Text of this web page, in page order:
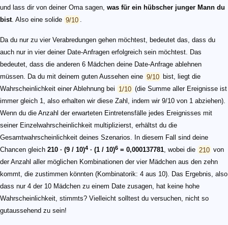
und lass dir von deiner Oma sagen, was für ein hübscher junger Mann du
bist. Also eine solide 9/10 .
Da du nur zu vier Verabredungen gehen möchtest, bedeutet das, dass du
auch nur in vier deiner Date-Anfragen erfolgreich sein möchtest. Das
bedeutet, dass die anderen 6 Mädchen deine Date-Anfrage ablehnen
müssen. Da du mit deinem guten Aussehen eine 9/10 bist, liegt die
Wahrscheinlichkeit einer Ablehnung bei 1/10 (die Summe aller Ereignisse ist
immer gleich 1, also erhalten wir diese Zahl, indem wir 9/10 von 1 abziehen).
Wenn du die Anzahl der erwarteten Eintretensfälle jedes Ereignisses mit
seiner Einzelwahrscheinlichkeit multiplizierst, erhältst du die
Gesamtwahrscheinlichkeit deines Szenarios. In diesem Fall sind deine
Chancen gleich 210 ∙ (9 / 10)4 ∙ (1 / 10)6 = 0,000137781, wobei die 210 von
der Anzahl aller möglichen Kombinationen der vier Mädchen aus den zehn
kommt, die zustimmen könnten (Kombinatorik: 4 aus 10). Das Ergebnis, also
dass nur 4 der 10 Mädchen zu einem Date zusagen, hat keine hohe
Wahrscheinlichkeit, stimmts? Vielleicht solltest du versuchen, nicht so
gutaussehend zu sein!